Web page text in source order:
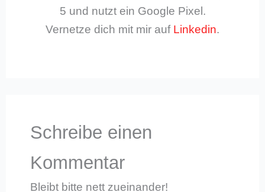
5 und nutzt ein Google Pixel.
Vernetze dich mit mir auf Linkedin.
Schreibe einen
Kommentar
Bleibt bitte nett zueinander!